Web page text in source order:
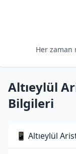
Her
Altıeylül
Bilgileri
📱 Altıeylül